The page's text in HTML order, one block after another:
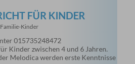
FÜR KINDER
Familie-Kinder
015735248472
Kinder zwischen 4 und 6 Jahren.
Melodica werden erste Kenntnisse